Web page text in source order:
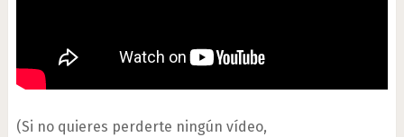
(Si no quieres perderte ningún vídeo,